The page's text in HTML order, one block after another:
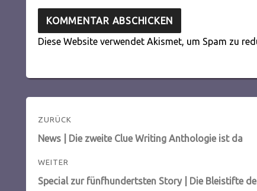
Diese Website verwendet Akismet, um Spam zu
Beitragsnavigation
ZURÜCK
Vorheriger
News | Die zweite Clue Writing Anthologie ist da
WEITER
Nächster
Special zur fünfhundertsten Story | Die Bleistifte